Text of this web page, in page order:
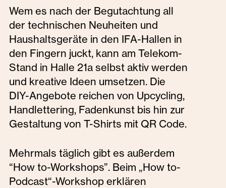
Wem es nach der Begutachtung all
der technischen Neuheiten und
Haushaltsgeräte in den IFA-Hallen in
den Fingern juckt, kann am Telekom-
Stand in Halle 21a selbst aktiv werden
und kreative Ideen umsetzen. Die
DIY-Angebote reichen von Upcycling,
Handlettering, Fadenkunst bis hin zur
Gestaltung von T-Shirts mit QR Code.
Mehrmals täglich gibt es außerdem
“How to-Workshops”. Beim „How to-
Podcast“-Workshop erklären